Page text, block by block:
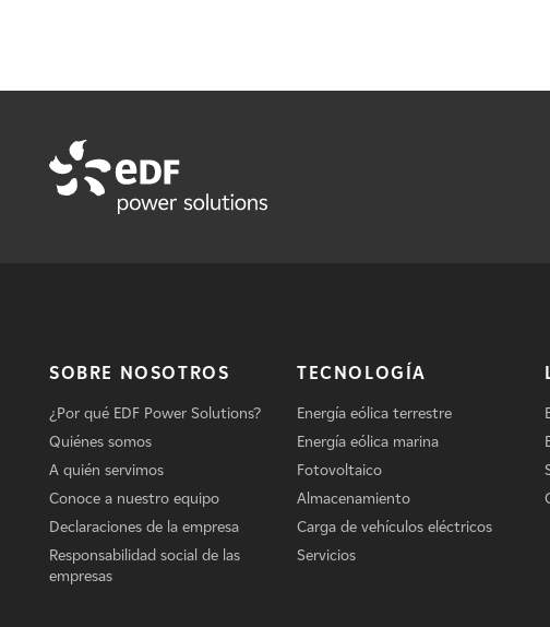
SOBRE NOSOTROS
¿Por qué EDF Power Solutions?
Quiénes somos
A quién servimos
Conoce a nuestro equipo
Declaraciones de la empresa
Responsabilidad social de las
empresas
TECNOLOGÍA
Energía eólica terrestre
Energía eólica marina
Fotovoltaico
Almacenamiento
Carga de vehículos eléctricos
Servicios